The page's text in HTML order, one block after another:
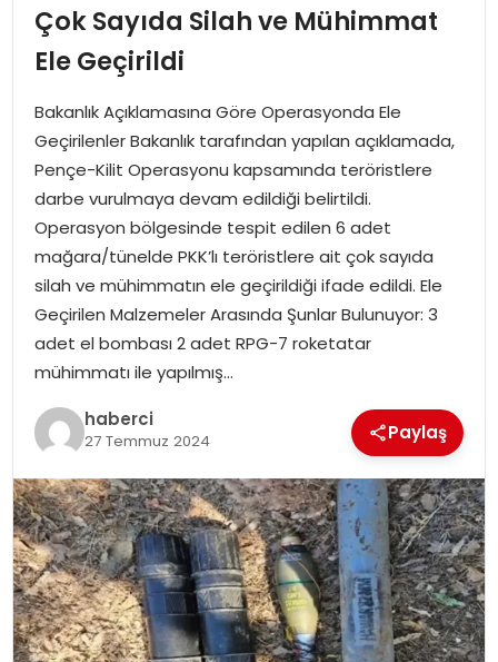
EKONOMI
MAGAZIN
SAĞLIK
SIYASET
SPOR
TEKNOLOJI
YAŞAM
Çok Sayıda Silah ve Mühimmat
Ele Geçirildi
Bakanlık Açıklamasına Göre Operasyonda Ele
Geçirilenler Bakanlık tarafından yapılan açıklamada,
Pençe-Kilit Operasyonu kapsamında teröristlere
darbe vurulmaya devam edildiği belirtildi.
Operasyon bölgesinde tespit edilen 6 adet
mağara/tünelde PKK’lı teröristlere ait çok sayıda
silah ve mühimmatın ele geçirildiği ifade edildi. Ele
Geçirilen Malzemeler Arasında Şunlar Bulunuyor: 3
adet el bombası 2 adet RPG-7 roketatar
mühimmatı ile yapılmış…
haberci
27 Temmuz 2024 Paylaş